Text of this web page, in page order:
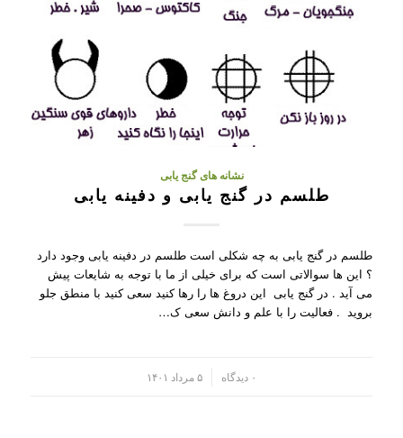
نشانه های گنج یابی
طلسم در گنج یابی و دفینه یابی
طلسم در گنج یابی به چه شکلی است طلسم در دفینه یابی وجود دارد
؟ این ها سوالاتی است که برای خیلی از ما با توجه به شایعات پیش
می آید . در گنج یابی این دروغ ها را رها کنید سعی کنید با منطق جلو
بروید . فعالیت را با علم و دانش سعی ک…
۰ دیدگاه ۵ مرداد ۱۴۰۱